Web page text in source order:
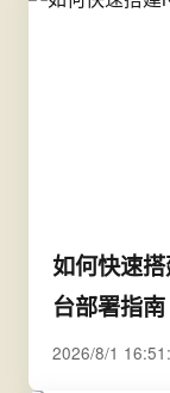
如何快速
台部署指南
2026/8/1